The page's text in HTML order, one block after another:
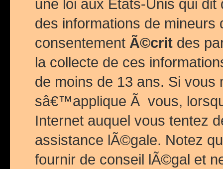
une loi aux Etats-Unis qui
des informations de mineurs
consentement Ã©crit des
la collecte de ces
de moins de 13 ans. Si
sâ€™applique Ã vous,
Internet auquel vous tentez
assistance lÃ©gale. Notez
fournir de conseil lÃ©gal et